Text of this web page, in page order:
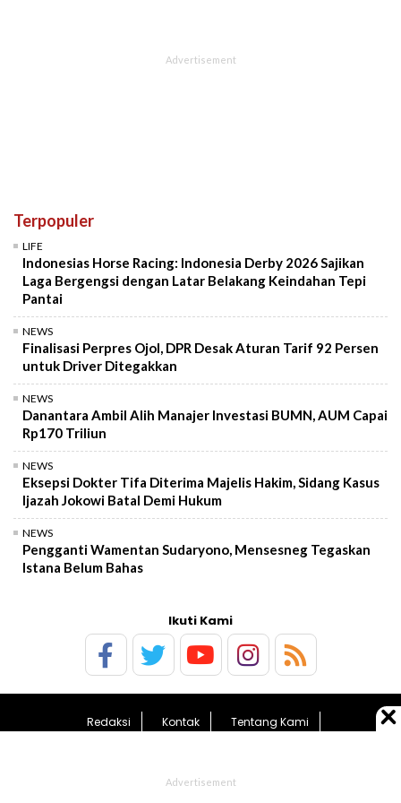
Terpopuler
LIFE
Indonesias Horse Racing: Indonesia Derby 2026 Sajikan
Laga Bergengsi dengan Latar Belakang Keindahan Tepi
Pantai
NEWS
Finalisasi Perpres Ojol, DPR Desak Aturan Tarif 92 Persen
untuk Driver Ditegakkan
NEWS
Danantara Ambil Alih Manajer Investasi BUMN, AUM Capai
Rp170 Triliun
NEWS
Eksepsi Dokter Tifa Diterima Majelis Hakim, Sidang Kasus
Ijazah Jokowi Batal Demi Hukum
NEWS
Pengganti Wamentan Sudaryono, Mensesneg Tegaskan
Istana Belum Bahas
Ikuti Kami
Redaksi Kontak
Tentang Kami